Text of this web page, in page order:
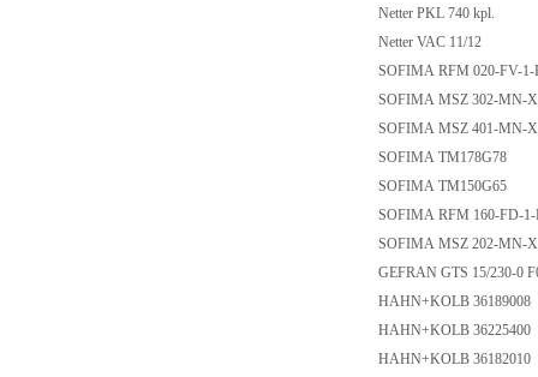
Netter PKL 740 kpl.
Netter VAC 11/12
SOFIMA RFM 020-FV-
SOFIMA MSZ 302-MN-
SOFIMA MSZ 401-MN-
SOFIMA TM178G78
SOFIMA TM150G65
SOFIMA RFM 160-FD-
SOFIMA MSZ 202-MN-
GEFRAN GTS 15/230-0
HAHN+KOLB 36189008
HAHN+KOLB 36225400
HAHN+KOLB 36182010